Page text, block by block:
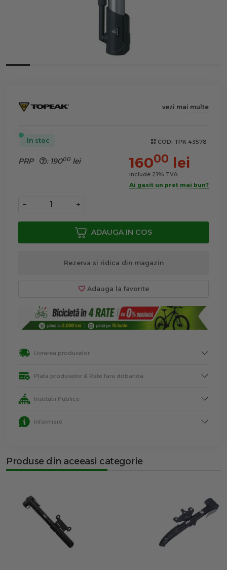
vezi mai multe
In stoc COD: TPK-43578
PRP : 19000 lei 16000 lei
include 21% TVA
Ai gasit un pret mai bun?
− +
ADAUGA IN COS
Rezerva si ridica din magazin
Adauga la favorite
Livrarea produselor
Plata produselor & Rate fara dobanda
Institutii Publice
Informare
Produse din aceeasi categorie